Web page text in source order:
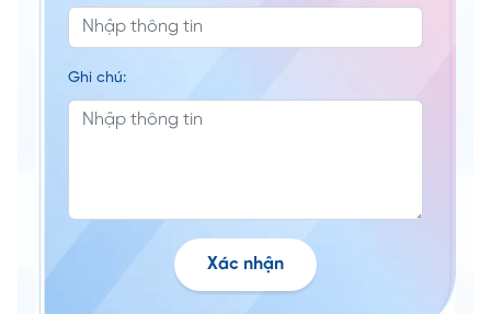
Ghi chú:
Xác nhận